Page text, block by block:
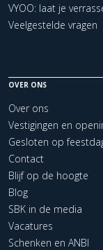
VYOO: laat je
Veelgestelde vragen
OVER ONS
Over ons
Vestigingen en
Gesloten op
Contact
Blijf op de hoogte
Blog
SBK in de media
Vacatures
Schenken en ANBI